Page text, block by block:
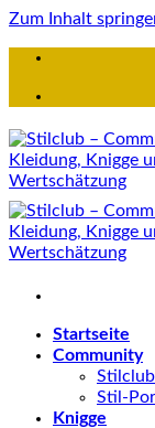
Zum Inhalt
Startseite
Community
Stil-
Knigge